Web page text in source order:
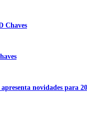
Chaves
novidades para